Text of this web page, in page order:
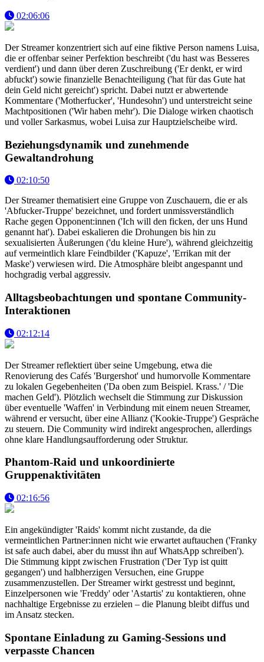
02:06:06
Der Streamer konzentriert sich auf eine fiktive Person namens Luisa,
die er offenbar seiner Perfektion beschreibt ('du hast was Besseres
verdient') und dann über deren Zuschreibung ('Er denkt, er wird
abfuckt') sowie finanzielle Benachteiligung ('hat für das Gute hat
dein Geld nicht gereicht') spricht. Dabei nutzt er abwertende
Kommentare ('Motherfucker', 'Hundesohn') und unterstreicht seine
Machtpositionen ('Wir haben mehr'). Die Dialoge wirken chaotisch
und voller Sarkasmus, wobei Luisa zur Hauptzielscheibe wird.
Beziehungsdynamik und zunehmende
Gewaltandrohung
02:10:50
Der Streamer thematisiert eine Gruppe von Zuschauern, die er als
'Abfucker-Truppe' bezeichnet, und fordert unmissverständlich
Rache gegen Opponent:innen ('Ich will den ficken, der uns Hund
genannt hat'). Dabei eskalieren die Drohungen bis hin zu
sexualisierten Äußerungen ('du kleine Hure'), während gleichzeitig
auf vermeintlich klare Feindbilder ('Kapuze', 'Errikan mit der
Maske') verwiesen wird. Die Atmosphäre bleibt angespannt und
hochgradig verbal aggressiv.
Alltagsbeobachtungen und spontane Community-
Interaktionen
02:12:14
Der Streamer reflektiert über seine Umgebung, etwa die
Renovierung des Cafés 'Burgershot' und humorvolle Kommentare
zu lokalen Gegebenheiten ('Da oben zum Beispiel. Krass.' / 'Die
machen Geld'). Plötzlich wechselt die Stimmung zur Diskussion
über eventuelle 'Waffen' in Verbindung mit einem neuen Streamer,
während er versucht, über eine Allianz ('Kookie-Truppe') Gespräche
zu steuern. Die Community wird indirekt angesprochen, allerdings
ohne klare Handlungsaufforderung oder Struktur.
Phantom-Raid und unkoordinierte
Gruppenaktivitäten
02:16:56
Ein angekündigter 'Raids' kommt nicht zustande, da die
vermeintlichen Partner:innen nicht wie erwartet auftauchen ('Franky
ist safe auch dabei, aber du musst ihn auf WhatsApp schreiben').
Die Stimmung kippt zwischen Frustration ('Der Typ ist quitt
gegangen') und halbherzigen Versuchen, eine Gruppe
zusammenzustellen. Der Streamer wirkt gestresst und beginnt,
Einzelpersonen wie 'Freddy' oder 'Astartis' zu kontaktieren, ohne
nachhaltige Ergebnisse zu erzielen – die Planung bleibt diffus und
im Ansatz stecken.
Spontane Einladung zu Gaming-Sessions und
verpasste Chancen